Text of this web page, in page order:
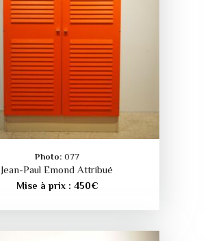
Photo: 077
Jean-Paul Emond Attribué
Mise à prix : 450€